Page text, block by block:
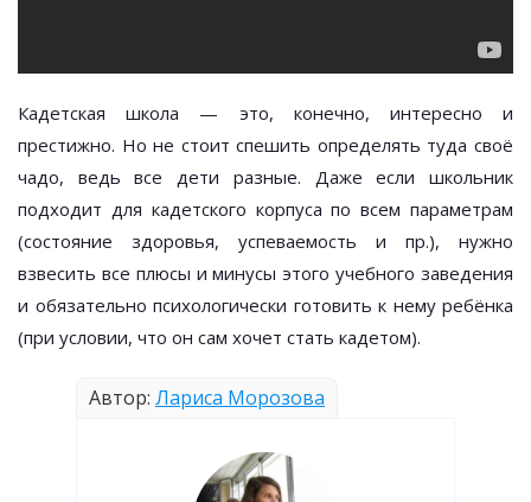
Кадетская школа — это, конечно, интересно и
престижно. Но не стоит спешить определять туда своё
чадо, ведь все дети разные. Даже если школьник
подходит для кадетского корпуса по всем параметрам
(состояние здоровья, успеваемость и пр.), нужно
взвесить все плюсы и минусы этого учебного заведения
и обязательно психологически готовить к нему ребёнка
(при условии, что он сам хочет стать кадетом).
Автор: Лариса Морозова